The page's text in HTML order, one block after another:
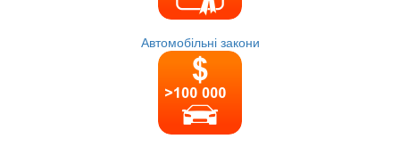
Автомобільні закони